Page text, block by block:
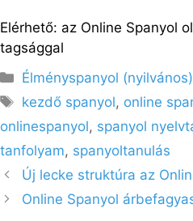
Elérhető: az Online Spanyol
tagsággal
Kategória
Élményspanyol (nyilvános)
Címkék
kezdő spanyol, online
onlinespanyol, spanyol
tanfolyam, spanyoltanulás
Új lecke struktúra az
Online Spanyol